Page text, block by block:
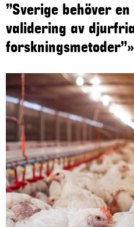
”Sverige behöver
validering av
forskningsmetoder”»